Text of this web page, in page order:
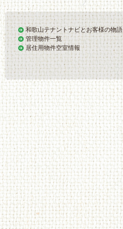
和歌山テナントナビとお客様の物語
管理物件一覧
居住用物件空室情報